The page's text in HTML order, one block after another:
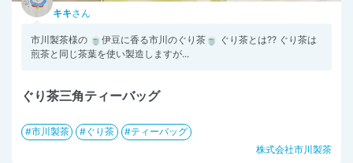
キキさん
市川製茶様の 🍵伊豆に香る市川のぐり茶🍵 ぐり茶とは?? ぐり茶は
煎茶と同じ茶葉を使い製造しますが...
ぐり茶三角ティーバッグ
市川製茶 ぐり茶
ティーバッグ
株式会社市川製茶